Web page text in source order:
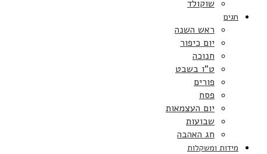
שוקולד
חגים
ראש השנה
יום כיפור
חנוכה
ט”ו בשבט
פורים
פסח
יום העצמאות
שבועות
חג האהבה
מידות ומשקלות